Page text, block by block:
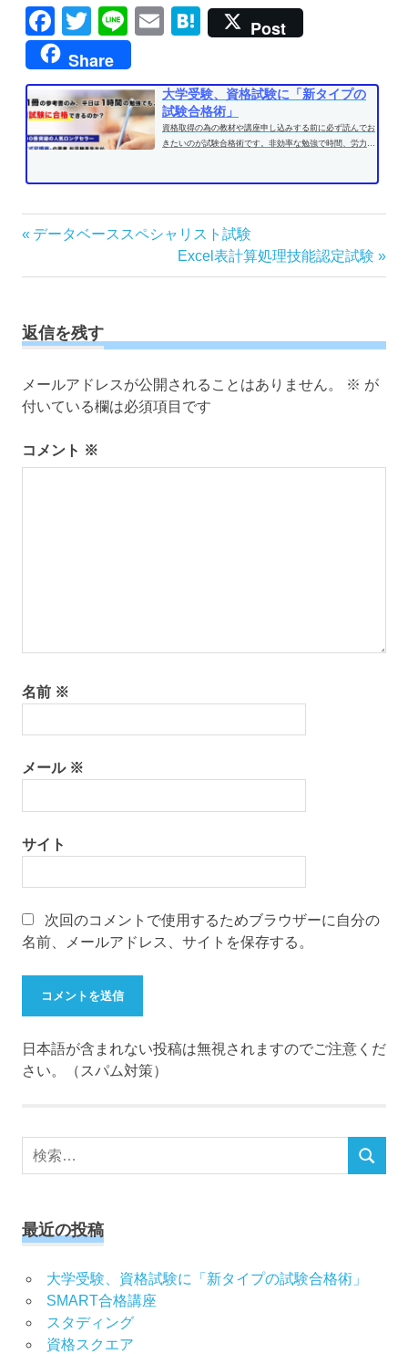
Facebook
TwitterLineEmailHatena
Post
Share
大学受験、資格試験に「新タイプの
試験合格術」
資格取得の為の教材や講座申し込みする前に必ず読んでお
きたいのが試験合格術です。非効率な勉強で時間、労力を
投
ナ
ゲ
シ
ョ
前
記
データベーススペシャリスト試験
次
の
Excel表計算処理技能認定試験
返信を残す
メールアドレスが公開されることはありません。 ※ が
付いている欄は必須項目です
コメント ※
名前 ※
メール ※
サイト
次回のコメントで使用するためブラウザーに自分の
名前、メールアドレス、サイトを保存する。
日本語が含まれない投稿は無視されますのでご注意くだ
さい。（スパム対策）
検
検
最近の投稿
大学受験、資格試験に「新タイプの試験合格術」
SMART合格講座
スタディング
資格スクエア